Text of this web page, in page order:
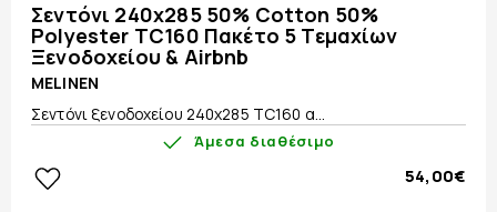
Σεντόνι 240x285 50% Cotton 50%
Polyester TC160 Πακέτο 5 Τεμαχίων
Ξενοδοχείου & Airbnb
MELINEN
Σεντόνι ξενοδοχείου 240x285 TC160 α...
Άμεσα διαθέσιμο
54,00€